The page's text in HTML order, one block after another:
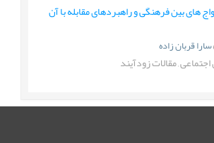
بین فرهنگی و راهبردهای مقابله با آن
قربان زاده
,مقالات زودآیند